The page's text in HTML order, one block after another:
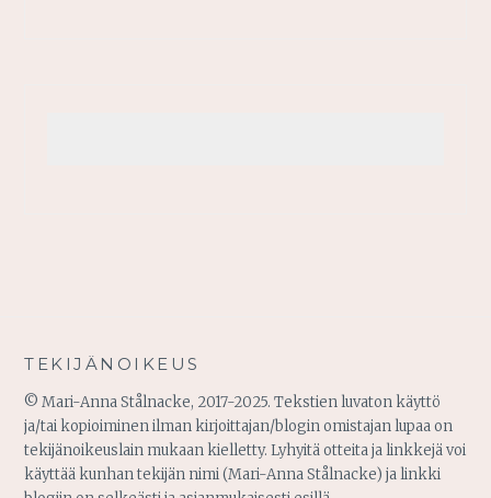
TEKIJÄNOIKEUS
© Mari-Anna Stålnacke, 2017-2025. Tekstien luvaton käyttö
ja/tai kopioiminen ilman kirjoittajan/blogin omistajan lupaa on
tekijänoikeuslain mukaan kielletty. Lyhyitä otteita ja linkkejä voi
käyttää kunhan tekijän nimi (Mari-Anna Stålnacke) ja linkki